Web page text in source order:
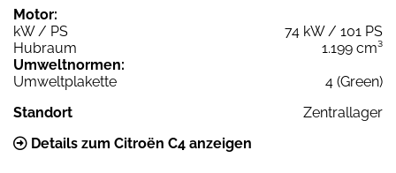
Motor:
kW / PS
74 kW / 101 PS
Hubraum
1.199 cm³
Umweltnormen:
Umweltplakette
4 (Green)
Standort
Zentrallager
Details zum Citroën C4 anzeigen